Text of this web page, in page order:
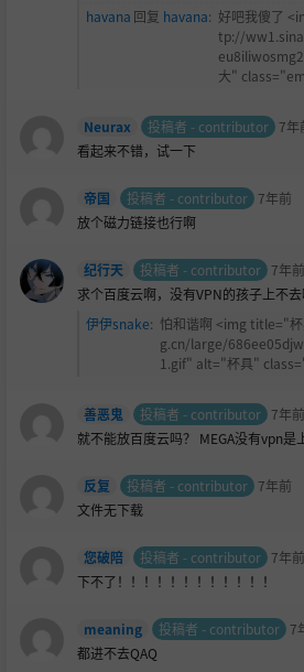
havana 回复 havana: 好吧我傻了
tp://
大"
Neurax 投稿者 - contributor 7年
看起来不错，试一下
帝国 投稿者 - contributor 7年前
放个磁力链接也行啊
纪行天 投稿者 - contributor 7年前
求个百度云啊，没有VPN的孩子上不
伊伊snake: 怕和谐啊 <img title="
g.cn/large/
1.gif" alt="杯具"
善恶鬼 投稿者 - contributor 7年前
就不能放百度云吗？ MEGA没有vpn是
反复 投稿者 - contributor 7年前
文件无下载
您破陪 投稿者 - contributor 7年前
下不了！！！！！！！！！！！！
meaning 投稿者 - contributor 7
都进不去QAQ